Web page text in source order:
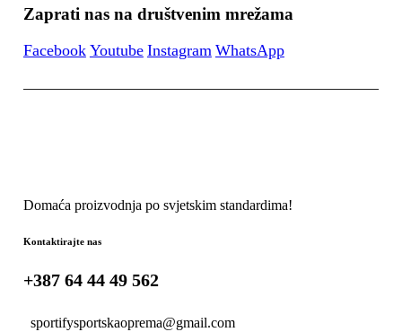
Zaprati nas na društvenim mrežama
Facebook Youtube Instagram WhatsApp
Domaća proizvodnja po svjetskim standardima!
Kontaktirajte nas
+387 64 44 49 562
sportifysportskaoprema@gmail.com